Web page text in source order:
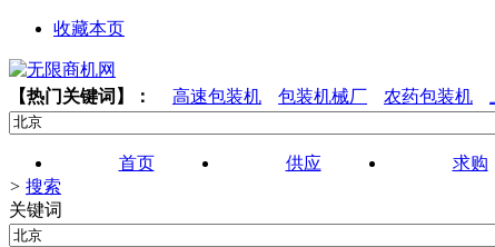
收藏本页
【热门关键词】： 高速包装机 包装机械厂 农药包装机
首页 供应 求购
> 搜索
关键词